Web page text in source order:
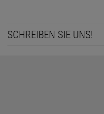
SCHREIBEN SIE UNS!